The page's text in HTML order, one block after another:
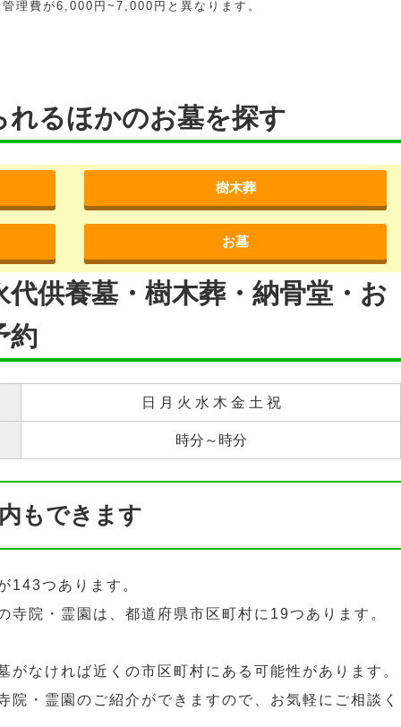
理費が6,000円~7,000円と異なります。
れるほかのお墓を探す
樹木葬
お墓
供養墓・樹木葬・納骨堂・お
約
日 月 火 水 木 金 土 祝
時分～時分
もできます
143つあります。
寺院・霊園は、都道府県市区町村に19つあります。
がなければ近くの市区町村にある可能性があります。
院・霊園のご紹介ができますので、お気軽にご相談く